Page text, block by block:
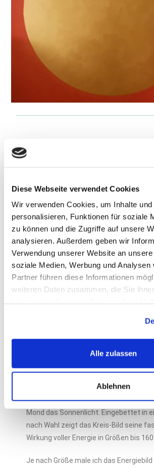
Diese Webseite verwendet Cookies
Wir verwenden Cookies, um Inhalte
personalisieren, Funktionen für soziale
zu können und die Zugriffe auf unsere
analysieren. Außerdem geben wir
Verwendung unserer Website an
soziale Medien, Werbung und Analysen
Partner führen diese Informationen
weiteren Daten zusammen, die Sie
Alle zulassen
Ablehnen
Die Energiebilder
Hier zeigt sich das Mandala in seiner
Kreis. Als goldenen oder silbrige Fläche
besonderen Struktur spiegelt er das
Mond das Sonnenlicht. Eingebettet in
nach Wahl zeigt das Kreis-Bild seine
Wirkung voller Energie in Größen bis
Je nach Größe male ich das Energiebild